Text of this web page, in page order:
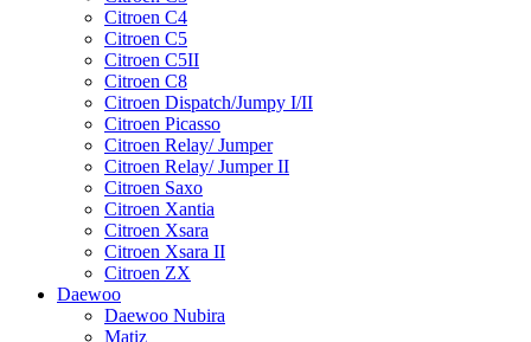
Citroen C4
Citroen C5
Citroen C5II
Citroen C8
Citroen Dispatch/Jumpy I/II
Citroen Picasso
Citroen Relay/ Jumper
Citroen Relay/ Jumper II
Citroen Saxo
Citroen Xantia
Citroen Xsara
Citroen Xsara II
Citroen ZX
Daewoo
Daewoo Nubira
Matiz